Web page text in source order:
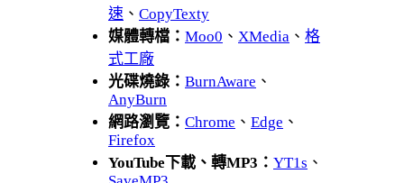
速 、 CopyTexty
媒體轉檔： Moo0 、 XMedia 、 格
式工廠
光碟燒錄： BurnAware 、
AnyBurn
網路瀏覽： Chrome 、 Edge 、
Firefox
YouTube下載、轉MP3： YT1s 、